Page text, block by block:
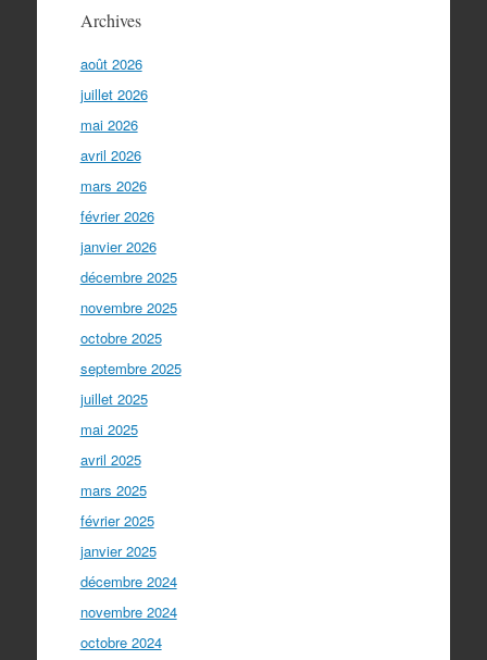
Archives
août 2026
juillet 2026
mai 2026
avril 2026
mars 2026
février 2026
janvier 2026
décembre 2025
novembre 2025
octobre 2025
septembre 2025
juillet 2025
mai 2025
avril 2025
mars 2025
février 2025
janvier 2025
décembre 2024
novembre 2024
octobre 2024